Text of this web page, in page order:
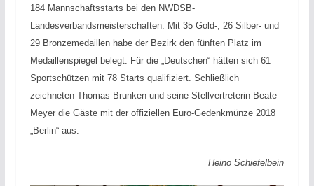
184 Mannschaftsstarts bei den NWDSB-
Landesverbandsmeisterschaften. Mit 35 Gold-, 26 Silber- und
29 Bronzemedaillen habe der Bezirk den fünften Platz im
Medaillenspiegel belegt. Für die „Deutschen“ hätten sich 61
Sportschützen mit 78 Starts qualifiziert. Schließlich
zeichneten Thomas Brunken und seine Stellvertreterin Beate
Meyer die Gäste mit der offiziellen Euro-Gedenkmünze 2018
„Berlin“ aus.
Heino Schiefelbein